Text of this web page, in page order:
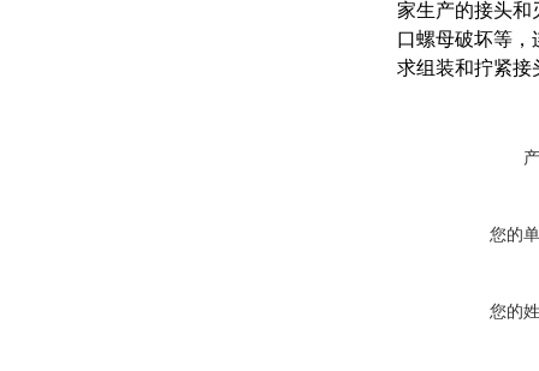
家生产的接头和
口螺母破坏等
求组装和拧紧接
您的
您的